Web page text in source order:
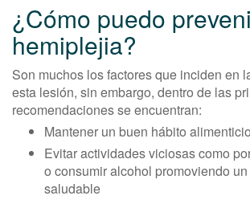
¿Cómo puedo
hemiplejia?
Son muchos los factores que inciden en
esta lesión, sin embargo, dentro de las
recomendaciones se encuentran:
Mantener un buen hábito alimenticio
Evitar actividades viciosas como
o consumir alcohol promoviendo
saludable